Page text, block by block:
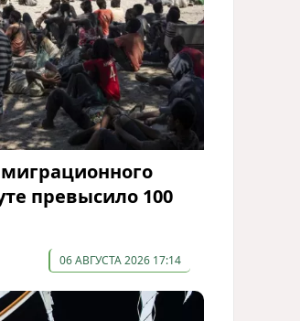
превысило 100
06 АВГУСТА 2026 17:14